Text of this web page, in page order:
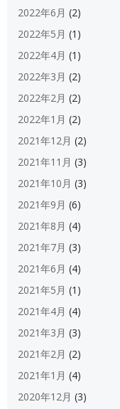
2022年6月 (2)
2022年5月 (1)
2022年4月 (1)
2022年3月 (2)
2022年2月 (2)
2022年1月 (2)
2021年12月 (2)
2021年11月 (3)
2021年10月 (3)
2021年9月 (6)
2021年8月 (4)
2021年7月 (3)
2021年6月 (4)
2021年5月 (1)
2021年4月 (4)
2021年3月 (3)
2021年2月 (2)
2021年1月 (4)
2020年12月 (3)